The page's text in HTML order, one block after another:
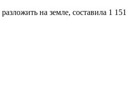
на земле, составила 1